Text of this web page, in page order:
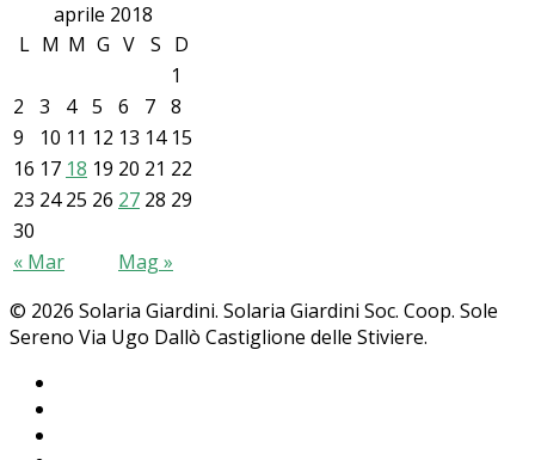
aprile 2018
L M M G V S D
« Mar Mag »
1
2
3 4 5 6 7 8
9
10 11 12 13 14 15
16 17 18 19 20 21 22
23 24 25 26 27 28 29
30
© 2026 Solaria Giardini. Solaria Giardini Soc. Coop. Sole
Sereno Via Ugo Dallò Castiglione delle Stiviere.